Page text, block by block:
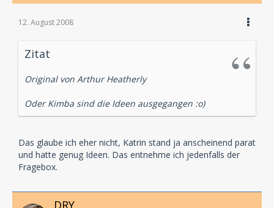
12. August 2008
Zitat
Original von Arthur Heatherly
Oder Kimba sind die Ideen ausgegangen :o)
Das glaube ich eher nicht, Katrin stand ja anscheinend parat
und hatte genug Ideen. Das entnehme ich jedenfalls der
Fragebox.
DRY